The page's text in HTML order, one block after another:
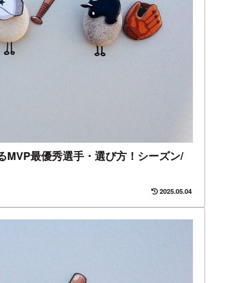
最優秀選手・選び方！シーズン/
2025.05.04